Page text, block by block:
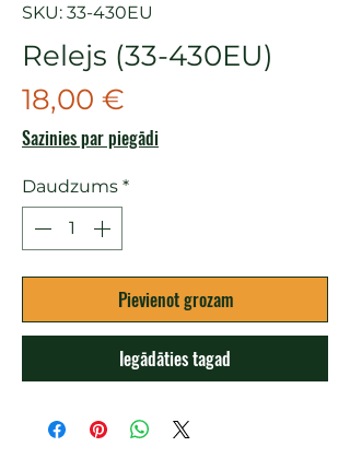
SKU: 33-430EU
Relejs (33-430EU)
18,00 €
Sazinies par piegādi
Daudzums *
Pievienot grozam
Iegādāties tagad